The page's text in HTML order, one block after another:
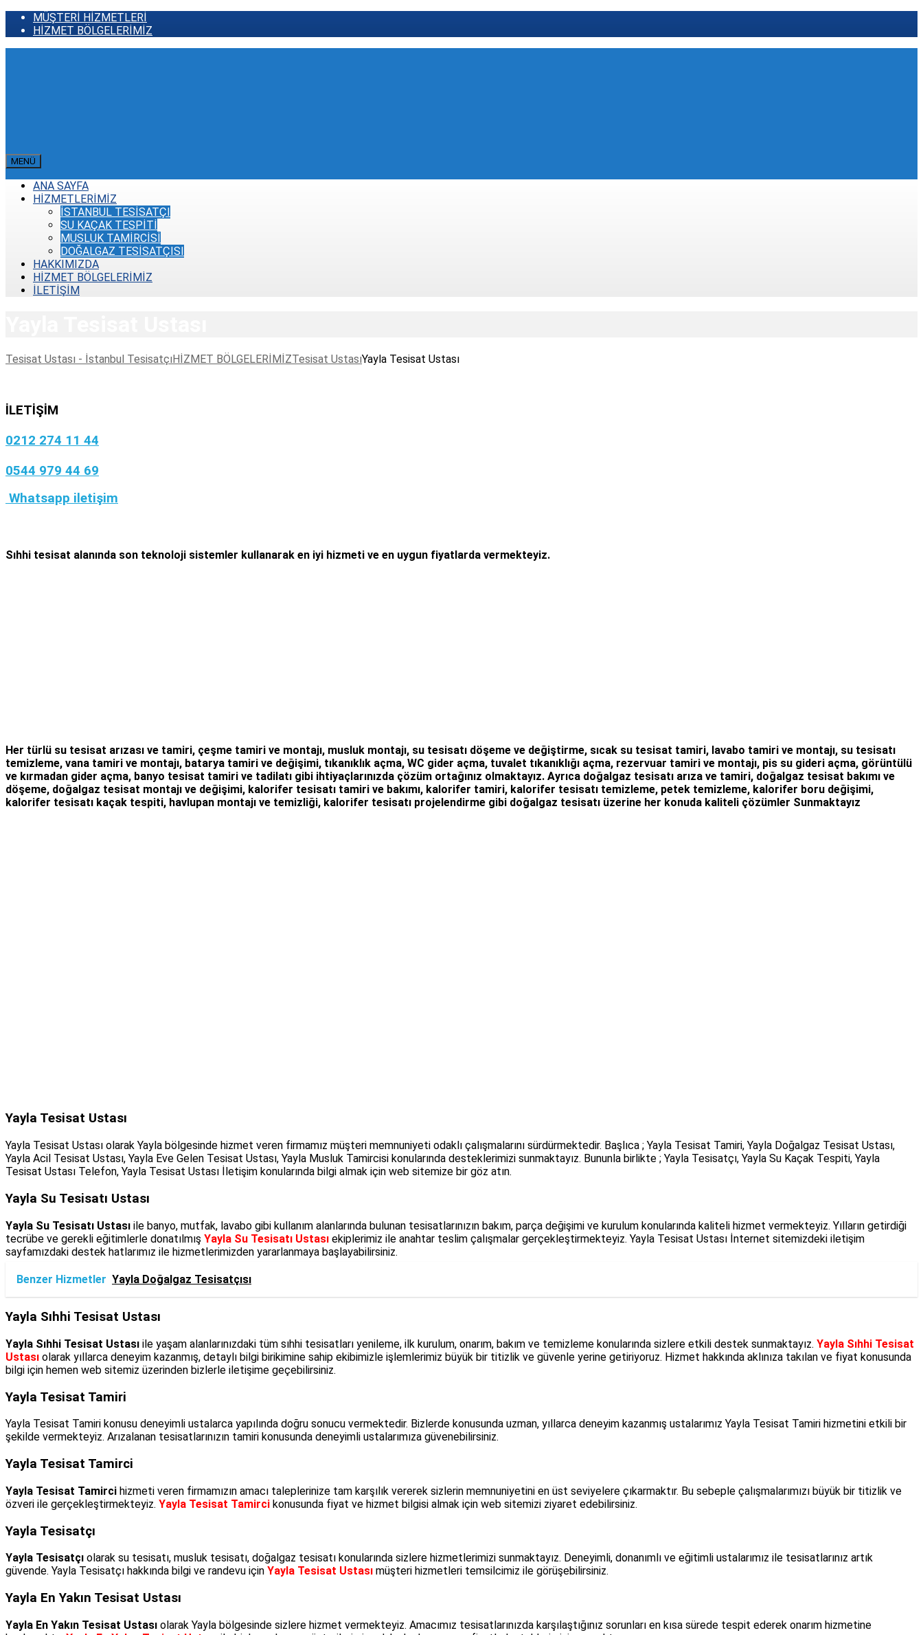
MÜŞTERİ HİZMETLERİ
HİZMET BÖLGELERİMİZ
MENÜ
ANA SAYFA
HİZMETLERİMİZ
İSTANBUL TESİSATÇI
SU KAÇAK TESPİTİ
MUSLUK TAMİRCİSİ
DOĞALGAZ TESİSATÇISI
HAKKIMIZDA
HİZMET BÖLGELERİMİZ
İLETİŞİM
Tesisat Ustası - İstanbul TesisatçıHİZMET BÖLGELERİMİZTesisat UstasıYayla Tesisat Ustası
İLETİŞİM
0212 274 11 44
0544 979 44 69
Whatsapp iletişim
Sıhhi tesisat alanında son teknoloji sistemler kullanarak en iyi hizmeti ve en uygun fiyatlarda vermekteyiz.
Her türlü su tesisat arızası ve tamiri, çeşme tamiri ve montajı, musluk montajı, su tesisatı döşeme ve değiştirme, sıcak su tesisat tamiri, lavabo tamiri ve montajı, su tesisatı
temizleme, vana tamiri ve montajı, batarya tamiri ve değişimi, tıkanıklık açma, WC gider açma, tuvalet tıkanıklığı açma, rezervuar tamiri ve montajı, pis su gideri açma, görüntülü
ve kırmadan gider açma, banyo tesisat tamiri ve tadilatı gibi ihtiyaçlarınızda çözüm ortağınız olmaktayız. Ayrıca doğalgaz tesisatı arıza ve tamiri, doğalgaz tesisat bakımı ve
döşeme, doğalgaz tesisat montajı ve değişimi, kalorifer tesisatı tamiri ve bakımı, kalorifer tamiri, kalorifer tesisatı temizleme, petek temizleme, kalorifer boru değişimi,
kalorifer tesisatı kaçak tespiti, havlupan montajı ve temizliği, kalorifer tesisatı projelendirme gibi doğalgaz tesisatı üzerine her konuda kaliteli çözümler Sunmaktayız
Yayla Tesisat Ustası
Yayla Tesisat Ustası olarak Yayla bölgesinde hizmet veren firmamız müşteri memnuniyeti odaklı çalışmalarını sürdürmektedir. Başlıca ; Yayla Tesisat Tamiri, Yayla Doğalgaz Tesisat Ustası,
Yayla Acil Tesisat Ustası, Yayla Eve Gelen Tesisat Ustası, Yayla Musluk Tamircisi konularında desteklerimizi sunmaktayız. Bununla birlikte ; Yayla Tesisatçı, Yayla Su Kaçak Tespiti, Yayla
Tesisat Ustası Telefon, Yayla Tesisat Ustası İletişim konularında bilgi almak için web sitemize bir göz atın.
Yayla Su Tesisatı Ustası
Yayla Su Tesisatı Ustası ile banyo, mutfak, lavabo gibi kullanım alanlarında bulunan tesisatlarınızın bakım, parça değişimi ve kurulum konularında kaliteli hizmet vermekteyiz. Yılların getirdiği
tecrübe ve gerekli eğitimlerle donatılmış Yayla Su Tesisatı Ustası ekiplerimiz ile anahtar teslim çalışmalar gerçekleştirmekteyiz. Yayla Tesisat Ustası İnternet sitemizdeki iletişim
sayfamızdaki destek hatlarımız ile hizmetlerimizden yararlanmaya başlayabilirsiniz.
Benzer Hizmetler Yayla Doğalgaz Tesisatçısı
Yayla Sıhhi Tesisat Ustası
Yayla Sıhhi Tesisat Ustası ile yaşam alanlarınızdaki tüm sıhhi tesisatları yenileme, ilk kurulum, onarım, bakım ve temizleme konularında sizlere etkili destek sunmaktayız. Yayla Sıhhi Tesisat
Ustası olarak yıllarca deneyim kazanmış, detaylı bilgi birikimine sahip ekibimizle işlemlerimiz büyük bir titizlik ve güvenle yerine getiriyoruz. Hizmet hakkında aklınıza takılan ve fiyat konusunda
bilgi için hemen web sitemiz üzerinden bizlerle iletişime geçebilirsiniz.
Yayla Tesisat Tamiri
Yayla Tesisat Tamiri konusu deneyimli ustalarca yapılında doğru sonucu vermektedir. Bizlerde konusunda uzman, yıllarca deneyim kazanmış ustalarımız Yayla Tesisat Tamiri hizmetini etkili bir
şekilde vermekteyiz. Arızalanan tesisatlarınızın tamiri konusunda deneyimli ustalarımıza güvenebilirsiniz.
Yayla Tesisat Tamirci
Yayla Tesisat Tamirci hizmeti veren firmamızın amacı taleplerinize tam karşılık vererek sizlerin memnuniyetini en üst seviyelere çıkarmaktır. Bu sebeple çalışmalarımızı büyük bir titizlik ve
özveri ile gerçekleştirmekteyiz. Yayla Tesisat Tamirci konusunda fiyat ve hizmet bilgisi almak için web sitemizi ziyaret edebilirsiniz.
Yayla Tesisatçı
Yayla Tesisatçı olarak su tesisatı, musluk tesisatı, doğalgaz tesisatı konularında sizlere hizmetlerimizi sunmaktayız. Deneyimli, donanımlı ve eğitimli ustalarımız ile tesisatlarınız artık
güvende. Yayla Tesisatçı hakkında bilgi ve randevu için Yayla Tesisat Ustası müşteri hizmetleri temsilcimiz ile görüşebilirsiniz.
Yayla En Yakın Tesisat Ustası
Yayla En Yakın Tesisat Ustası olarak Yayla bölgesinde sizlere hizmet vermekteyiz. Amacımız tesisatlarınızda karşılaştığınız sorunları en kısa sürede tespit ederek onarım hizmetine